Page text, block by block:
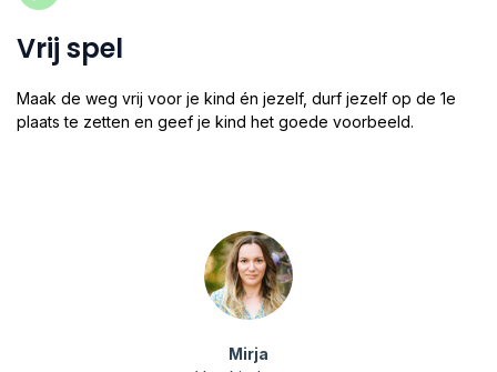
Vrij spel
Maak de weg vrij voor je kind én jezelf, durf jezelf op de 1e
plaats te zetten en geef je kind het goede voorbeeld.
Mirja